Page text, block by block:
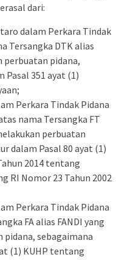
dari:
dalam Perkara Tindak
Tersangka DTK alias
perbuatan pidana,
Pasal 351 ayat (1)
Perkara Tindak Pidana
nama Tersangka FT
perbuatan
dalam Pasal 80 ayat (1)
2014 tentang
RI Nomor 23 Tahun 2002
Perkara Tindak Pidana
FA alias FANDI yang
sebagaimana
(1) KUHP tentang